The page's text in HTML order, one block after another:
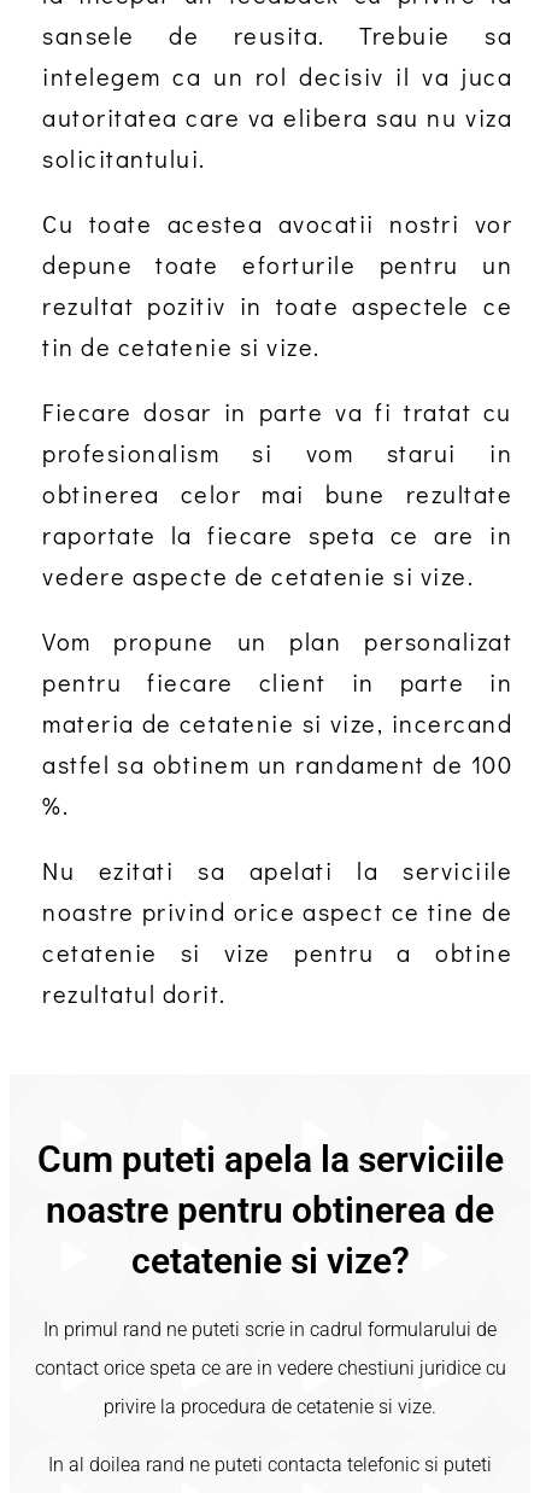
sansele de reusita. Trebuie sa
intelegem ca un rol decisiv il va juca
autoritatea care va elibera sau nu viza
solicitantului.
Cu toate acestea avocatii nostri vor
depune toate eforturile pentru un
rezultat pozitiv in toate aspectele ce
tin de cetatenie si vize.
Fiecare dosar in parte va fi tratat cu
profesionalism si vom starui in
obtinerea celor mai bune rezultate
raportate la fiecare speta ce are in
vedere aspecte de cetatenie si vize.
Vom propune un plan personalizat
pentru fiecare client in parte in
materia de cetatenie si vize, incercand
astfel sa obtinem un randament de 100
%.
Nu ezitati sa apelati la serviciile
noastre privind orice aspect ce tine de
cetatenie si vize pentru a obtine
rezultatul dorit.
Cum puteti apela la serviciile
noastre pentru obtinerea de
cetatenie si vize?
In primul rand ne puteti scrie in cadrul formularului de
contact orice speta ce are in vedere chestiuni juridice cu
privire la procedura de cetatenie si vize.
In al doilea rand ne puteti contacta telefonic si puteti